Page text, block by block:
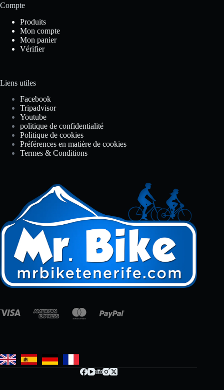
Compte
Produits
Mon compte
Mon panier
Vérifier
Liens utiles
Facebook
Tripadvisor
Youtube
politique de confidentialité
Politique de cookies
Préférences en matière de cookies
Termes & Conditions